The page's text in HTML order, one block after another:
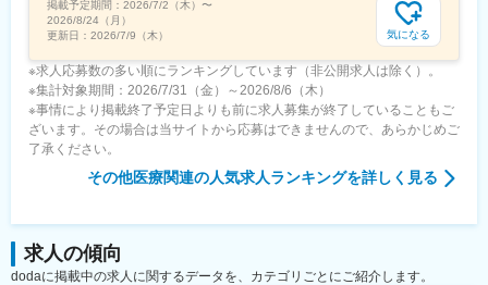
変更の範囲：会社の定める業務
掲載予定期間： 2026/7/2（木） 〜
2026/8/24（月）
更新日： 2026/7/9（木） 気になる
※求人応募数の多い順にランキングしています（非公開求人は除く）。
※集計対象期間：2026/7/31（金）～2026/8/6（木）
※事情により掲載終了予定日よりも前に求人募集が終了していることもご
ざいます。その場合は当サイトから応募はできませんので、あらかじめご
了承ください。
その他医療関連の人気求人ランキングを詳しく見る
求人の傾向
dodaに掲載中の求人に関するデータを、カテゴリごとにご紹介します。